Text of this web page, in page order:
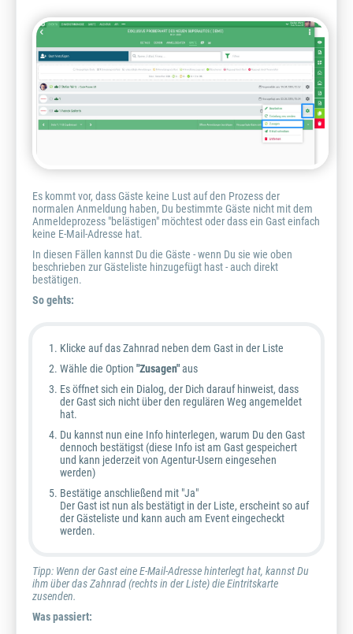
Es kommt vor, dass Gäste keine Lust auf den Prozess der
normalen Anmeldung haben, Du bestimmte Gäste nicht mit dem
Anmeldeprozess "belästigen" möchtest oder dass ein Gast einfach
keine E-Mail-Adresse hat.
In diesen Fällen kannst Du die Gäste - wenn Du sie wie oben
beschrieben zur Gästeliste hinzugefügt hast - auch direkt
bestätigen.
So gehts:
Klicke auf das Zahnrad neben dem Gast in der Liste
Wähle die Option "Zusagen"aus
Es öffnet sich ein Dialog, der Dich darauf hinweist, dass
der Gast sich nicht über den regulären Weg angemeldet
hat.
Du kannst nun eine Info hinterlegen, warum Du den Gast
dennoch bestätigst (diese Info ist am Gast gespeichert
und kann jederzeit von Agentur-Usern eingesehen
werden)
Bestätige anschließend mit "Ja"
Der Gast ist nun als bestätigt in der Liste, erscheint so auf
der Gästeliste und kann auch am Event eingecheckt
werden.
Tipp: Wenn der Gast eine E-Mail-Adresse hinterlegt hat, kannst Du
ihm über das Zahnrad (rechts in der Liste) die Eintritskarte
zusenden.
Was passiert: